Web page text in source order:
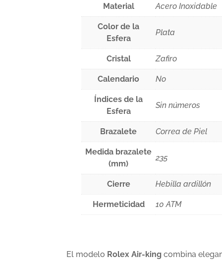
Material Acero Inoxidable
Color de la
Esfera
Plata
Cristal Zafiro
Calendario No
Índices de la
Esfera
Sin números
Brazalete Correa de Piel
Medida brazalete
(mm)
235
Cierre Hebilla ardillón
Hermeticidad 10 ATM
El modelo Rolex Air-kingcombina